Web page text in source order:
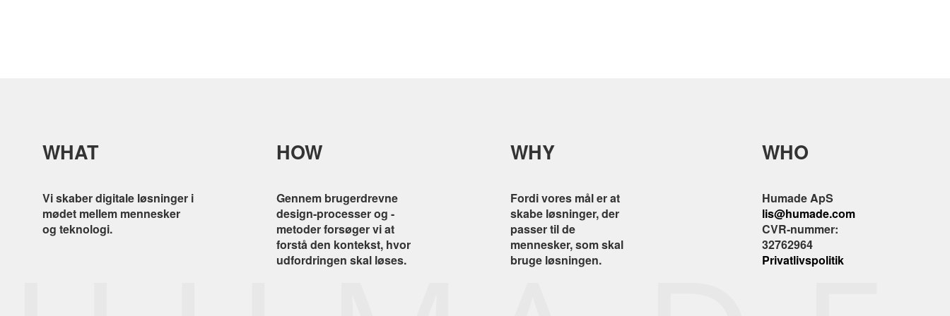
WHAT
Vi skaber digitale løsninger i
mødet mellem mennesker
og teknologi.
HOW
Gennem brugerdrevne
design-processer og -
metoder forsøger vi at
forstå den kontekst, hvor
udfordringen skal løses.
WHY
Fordi vores mål er at
skabe løsninger, der
passer til de
mennesker, som skal
bruge løsningen.
WHO
Humade ApS
lis@humade.com
CVR-nummer:
32762964
Privatlivspolitik